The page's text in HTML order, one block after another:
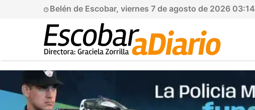
Belén de Escobar, viernes 7 de agosto de 2026 03:14